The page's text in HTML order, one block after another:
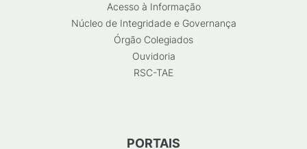
Acesso à Informação
Núcleo de Integridade e Governança
Órgão Colegiados
Ouvidoria
RSC-TAE
PORTAIS